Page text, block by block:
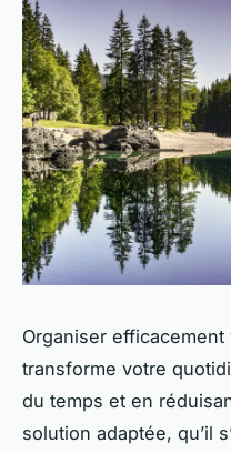
Organiser
transforme votre
du temps et en
solution adaptée, qu’il